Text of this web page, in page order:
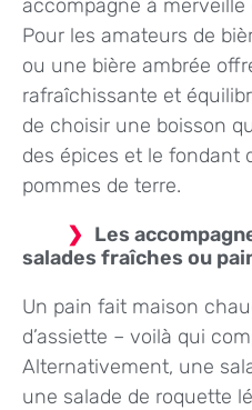
accompagne à
Pour les amateurs de
ou une bière ambrée
rafraîchissante et
de choisir une boisson
des épices et le fondant
pommes de terre.
Les
salades fraîches ou
Un pain fait maison
d’assiette – voilà qui
Alternativement, une
une salade de roquette